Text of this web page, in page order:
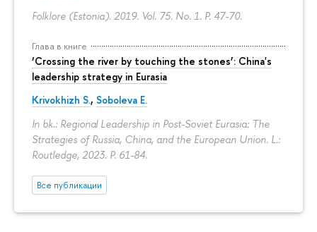
Folklore (Estonia). 2019. Vol. 75. No. 1. P. 47-70.
Глава в книге
‘Crossing the river by touching the stones’: China's
leadership strategy in Eurasia
Krivokhizh S., Soboleva E.
In bk.: Regional Leadership in Post-Soviet Eurasia: The
Strategies of Russia, China, and the European Union. L.:
Routledge, 2023. P. 61-84.
Все публикации